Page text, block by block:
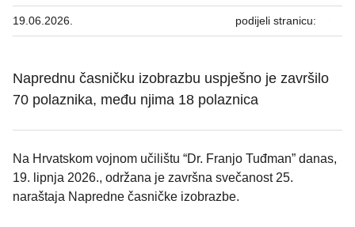
19.06.2026. podijeli stranicu:
Naprednu časničku izobrazbu uspješno je završilo
70 polaznika, među njima 18 polaznica
Na Hrvatskom vojnom učilištu “Dr. Franjo Tuđman” danas,
19. lipnja 2026., održana je završna svečanost 25.
naraštaja Napredne časničke izobrazbe.